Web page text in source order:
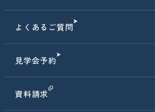
よくあるご質問
見学会予約
資料請求